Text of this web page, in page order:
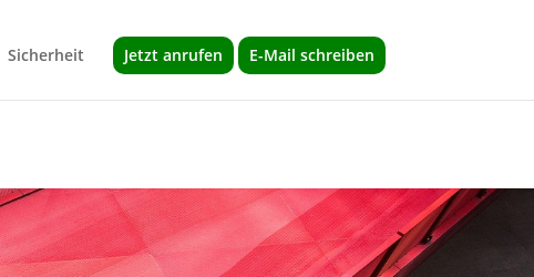
Sicherheit Jetzt anrufen E-Mail schreiben